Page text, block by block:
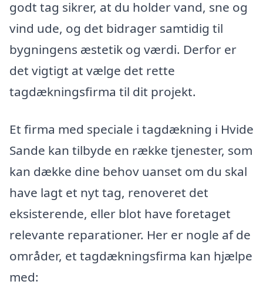
godt tag sikrer, at du holder vand, sne og
vind ude, og det bidrager samtidig til
bygningens æstetik og værdi. Derfor er
det vigtigt at vælge det rette
tagdækningsfirma til dit projekt.
Et firma med speciale i tagdækning i Hvide
Sande kan tilbyde en række tjenester, som
kan dække dine behov uanset om du skal
have lagt et nyt tag, renoveret det
eksisterende, eller blot have foretaget
relevante reparationer. Her er nogle af de
områder, et tagdækningsfirma kan hjælpe
med: